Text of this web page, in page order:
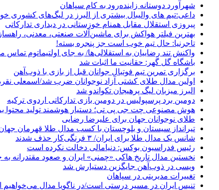
شهرآورد دوستانه زاینده‌رود به کام سپاهان
داعی:تیم های والیبال بیشتری از البرز در لیگ‌های کشوری
پیروزی استقلال مقابل همنام خوزستانی در دیداری تدارکاتی
بهترین فیلتر هواکش برای ماشین‌آلات صنعتی، معدنی،
تاجرنیا: حال تیم خوب است جز پنجره بسته!
واکنش تند رضاییان به استقلالی‌ها/ به جای اولتیماتوم تماس
باشگاه گل گهر: حقانیت ما اثبات شد
برگزاری تمرین تیم فوتبال جوانان قبل از بازی با ذوب‌آهن
اولین مدال طلای کشتی آزاد نوجوانان ضرب شد/اسمعلی
البرز میزبان لیگ پرهیجان تکواندو شد
دومین برد پرسپولیس در دومین بازی تدارکاتی اردوی ترکیه
هوش مصنوعی چت جی پی تی؛ دستیار هوشمند تولید محتوا
طلای نوجوانان جهان برای علیرضا رضایی
تیرانداز سیستان و بلوچستان با کسب مدال طلا قهرمان
شانس یک مدال طلا برای ایران/ ۳ فرنگی‌کار حذف شدند
رئیس فدراسیون بوکس: دنیامالی دخالت نکرده است
نخستین مدال تاریخ هاکی «چمنی» ایران و صعود مقتدرانه به
ویسی در ذوب‌آهن جایگزین دستیارش شد
تغییرات مدیریتی در سپاهان
تنیس ایران در مسیر درستی است/در ناگویا مدال می‌خواهیم